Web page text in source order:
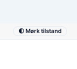
🌓 Mørk tilstand